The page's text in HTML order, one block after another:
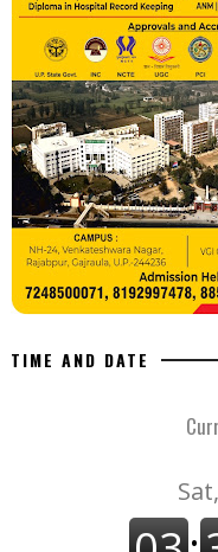
TIME AND DATE